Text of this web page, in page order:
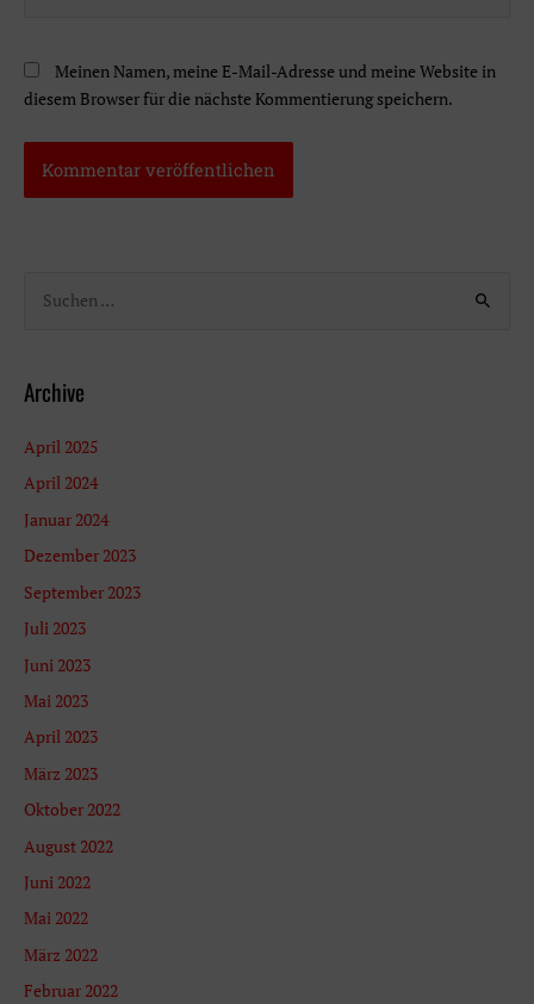
Meinen Namen, meine E-Mail-Adresse und meine Website in
diesem Browser für die nächste Kommentierung speichern.
h
n
n
a
Archive
April 2025
April 2024
Januar 2024
Dezember 2023
September 2023
Juli 2023
Juni 2023
Mai 2023
April 2023
März 2023
Oktober 2022
August 2022
Juni 2022
Mai 2022
März 2022
Februar 2022